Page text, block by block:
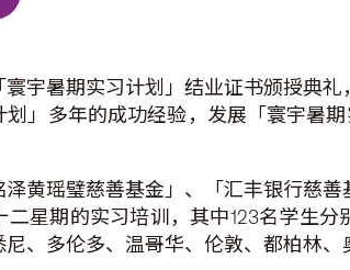
宇暑期实习计划」结业证书颁授典
」多年的成功经验，发展「寰宇暑
黄瑶璧慈善基金」、「汇丰银行慈
星期的实习培训，其中123名学生
、多伦多、温哥华、伦敦、都柏林